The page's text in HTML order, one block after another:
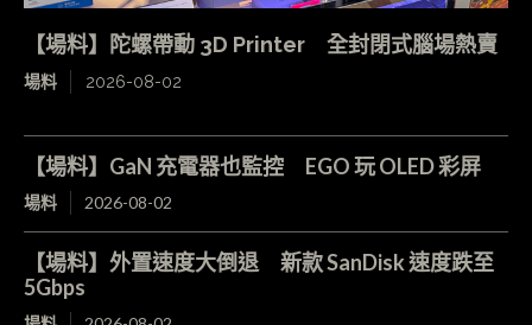
【場料】陀螺帶動 3D Printer 全封閉式腦場熱賣
場料 2026-08-02
【場料】GaN 充電器也監控 EGO 玩 OLED 彩屏
場料 2026-08-02
【場料】外置速度大倒退 新款 SanDisk 速度跌至
5Gbps